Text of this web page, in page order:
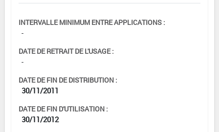
INTERVALLE MINIMUM ENTRE APPLICATIONS :
-
DATE DE RETRAIT DE L'USAGE :
-
DATE DE FIN DE DISTRIBUTION :
30/11/2011
DATE DE FIN D'UTILISATION :
30/11/2012